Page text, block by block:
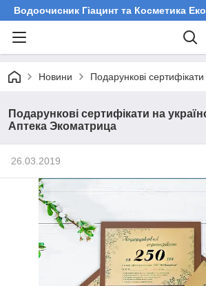
Водоочисник Гіацинт та Косметика
Новини Подарункові
Подарункові сертифікати на
Аптека Экоматрица
26.03.2019